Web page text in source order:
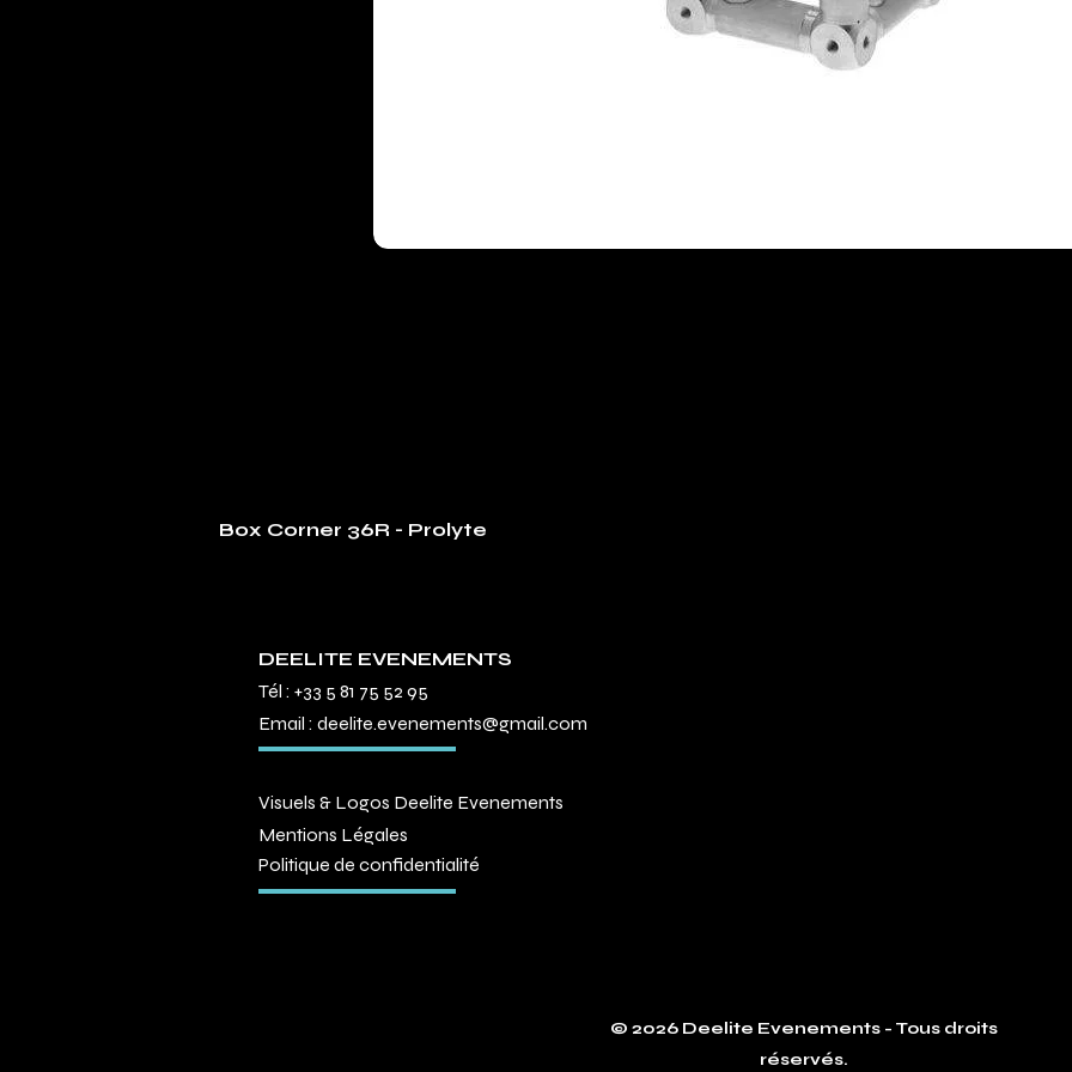
Box Corner 36R - Prolyte
DEELITE EVENEMENTS
Tél : +33 5 81 75 52 95
Email : deelite.evenements@gmail.com
Visuels & Logos Deelite Evenements
Mentions Légales
Politique de confidentialité
© 2026 Deelite Evenements - Tous droits
réservés.